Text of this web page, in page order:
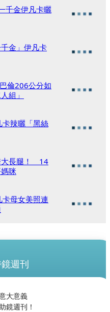
千金伊凡卡曬
金」伊凡卡
倫206公分如
組」
辣曬「黑絲
大長腿！ 14
咪
母女美照連
週刊
大意義
鏡週刊！